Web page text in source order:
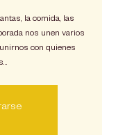
la comida, las
nos unen varios
con quienes